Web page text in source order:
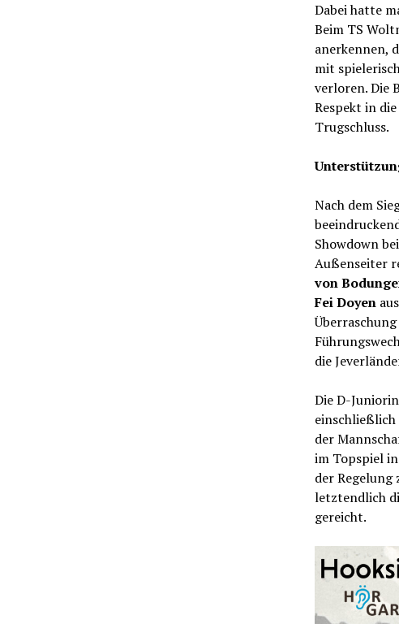
Dabei hatte
Beim TS
anerkennen,
mit
verloren. Die
Respekt in
Trugschluss.
Nach dem
Showdown
Außenseiter
von
Fei Doyen
die
Die D-
einschließlich
der
im Topspiel
der Regelung
letztendlich
gereicht.